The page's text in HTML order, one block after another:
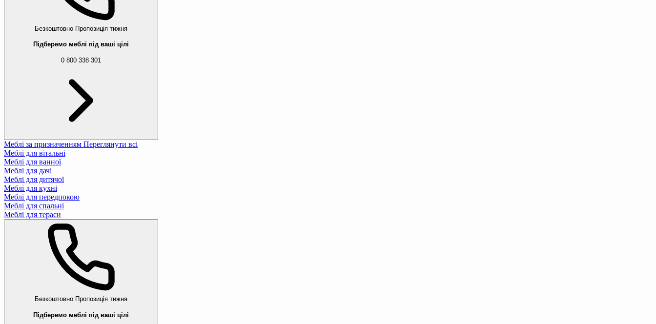
Безкоштовно Пропозиція тижня
Підберемо меблі під ваші цілі
0 800 338 301
Меблі за призначеннямПереглянути всі
Меблі для вітальні
Меблі для ванної
Меблі для дачі
Меблі для дитячої
Меблі для кухні
Меблі для передпокою
Меблі для спальні
Меблі для тераси
Безкоштовно Пропозиція тижня
Підберемо меблі під ваші цілі